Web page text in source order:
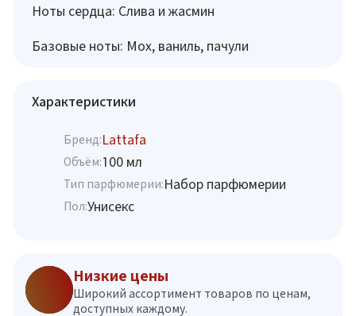
Ноты сердца: Слива и жасмин
Базовые ноты: Мох, ваниль, пачули
Характеристики
Бренд:Lattafa
Объём:100 мл
Тип парфюмерии:Набор парфюмерии
Пол:Унисекс
Низкие цены
Широкий ассортимент товаров по ценам,
доступных каждому.